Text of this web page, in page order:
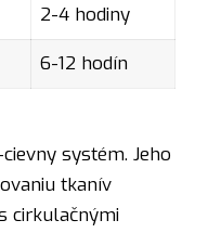
2-4 hodiny
6-12 hodín
systém. Jeho
tkanív
cirkulačnými